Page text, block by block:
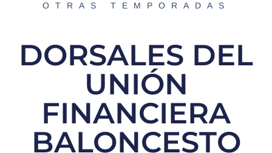
OTRAS TEMPORADAS
DORSALES DEL
UNIÓN
FINANCIERA
BALONCESTO